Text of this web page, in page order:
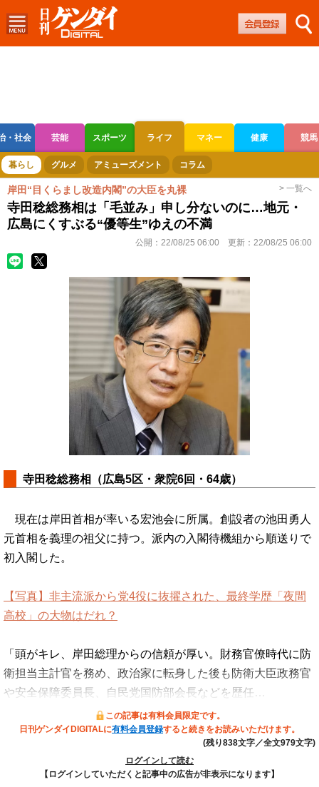
・社会 芸能 スポーツ ライフ マネー 健康 競馬
ボートレース 競輪 オートレース
暮らし グルメ アミューズメント コラム
岸田“目くらまし改造内閣”の大臣を丸裸 > 一覧へ
寺田稔総務相は「毛並み」申し分ないのに…地元・
広島にくすぶる“優等生”ゆえの不満
公開： 22/08/25 06:00 更新： 22/08/25 06:00
寺田稔総務相（広島5区・衆院6回・64歳）
現在は岸田首相が率いる宏池会に所属。創設者の池田勇人
元首相を義理の祖父に持つ。派内の入閣待機組から順送りで
初入閣した。
【写真】非主流派から党4役に抜擢された、最終学歴「夜間
高校」の大物はだれ？
「頭がキレ、岸田総理からの信頼が厚い。財務官僚時代に防
衛担当主計官を務め、政治家に転身した後も防衛大臣政務官
や安全保障委員長、自民党国防部会長などを歴任…
この記事は有料会員限定です。
日刊ゲンダイDIGITALに有料会員登録すると続きをお読みいただけます。
(残り838文字／全文979文字)
ログインして読む
【ログインしていただくと記事中の広告が非表示になります】